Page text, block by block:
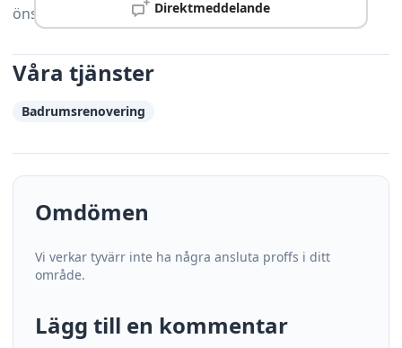
Direktmeddelande
önskemål.
Våra tjänster
Badrumsrenovering
Omdömen
Vi verkar tyvärr inte ha några ansluta proffs i ditt
område.
Lägg till en kommentar